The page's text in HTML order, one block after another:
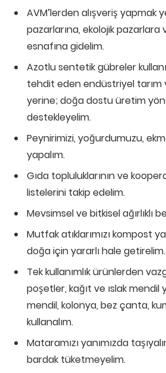
AVM’lerden alışveriş yapmak
pazarlarına, ekolojik pazarlara
esnafına gidelim.
Azotlu sentetik gübreler
tehdit eden endüstriyel tarım
yerine; doğa dostu üretim
destekleyelim.
Peynirimizi, yoğurdumuzu,
yapalım.
Gıda topluluklarının ve
listelerini takip edelim.
Mevsimsel ve bitkisel ağırlıklı
Mutfak atıklarımızı kompost
doğa için yararlı hale getirelim.
Tek kullanımlık ürünlerden
poşetler, kağıt ve ıslak mendil
mendil, kolonya, bez çanta,
kullanalım.
Mataramızı yanımızda
bardak tüketmeyelim.